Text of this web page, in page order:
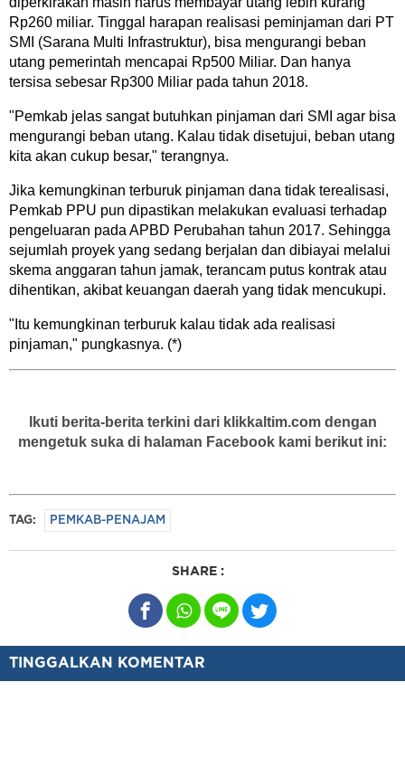
Rp260 miliar. Tinggal harapan realisasi peminjaman dari PT
SMI (Sarana Multi Infrastruktur), bisa mengurangi beban
utang pemerintah mencapai Rp500 Miliar. Dan hanya
tersisa sebesar Rp300 Miliar pada tahun 2018.
"Pemkab jelas sangat butuhkan pinjaman dari SMI agar bisa
mengurangi beban utang. Kalau tidak disetujui, beban utang
kita akan cukup besar," terangnya.
Jika kemungkinan terburuk pinjaman dana tidak terealisasi,
Pemkab PPU pun dipastikan melakukan evaluasi terhadap
pengeluaran pada APBD Perubahan tahun 2017. Sehingga
sejumlah proyek yang sedang berjalan dan dibiayai melalui
skema anggaran tahun jamak, terancam putus kontrak atau
dihentikan, akibat keuangan daerah yang tidak mencukupi.
"Itu kemungkinan terburuk kalau tidak ada realisasi
pinjaman," pungkasnya. (*)
Ikuti berita-berita terkini dari klikkaltim.com dengan
mengetuk suka di halaman Facebook kami berikut ini:
TAG: PEMKAB-PENAJAM
SHARE :
TINGGALKAN KOMENTAR